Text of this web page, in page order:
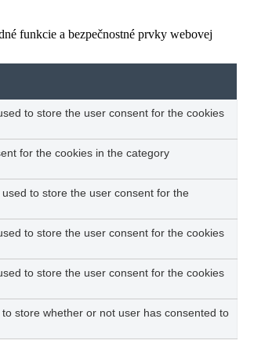
funkcie a bezpečnostné prvky webovej
to store the user consent for the cookies
for the cookies in the category
to store the user consent for the
to store the user consent for the cookies
to store the user consent for the cookies
store whether or not user has consented to